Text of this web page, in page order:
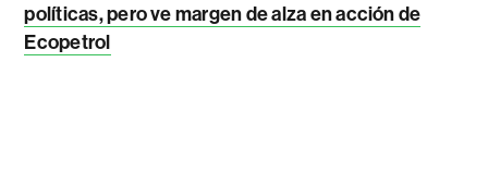
políticas, pero ve margen de alza en acción de
Ecopetrol